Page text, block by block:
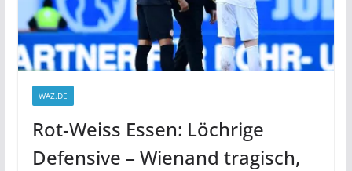
WAZ.DE
Rot-Weiss Essen: Löchrige
Defensive – Wienand tragisch,